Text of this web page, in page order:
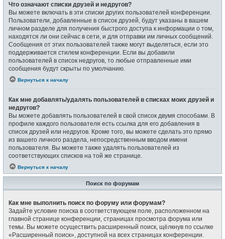
Что означают списки друзей и недругов?
Вы можете включать в эти списки других пользователей конференции.
Пользователи, добавленные в список друзей, будут указаны в вашем
личном разделе для получения быстрого доступа к информации о том,
находятся ли они сейчас в сети, и для отправки им личных сообщений.
Сообщения от этих пользователей также могут выделяться, если это
поддерживается стилем конференции. Если вы добавили
пользователей в список недругов, то любые отправленные ими
сообщения будут скрыты по умолчанию.
Вернуться к началу
Как мне добавлять/удалять пользователей в списках моих друзей и
недругов?
Вы можете добавлять пользователей в свой список двумя способами. В
профиле каждого пользователя есть ссылка для его добавления в
список друзей или недругов. Кроме того, вы можете сделать это прямо
из вашего личного раздела, непосредственным вводом имени
пользователя. Вы можете также удалять пользователей из
соответствующих списков на той же странице.
Вернуться к началу
Поиск по форумам
Как мне выполнить поиск по форуму или форумам?
Задайте условие поиска в соответствующем поле, расположенном на
главной странице конференции, страницах просмотра форума или
темы. Вы можете осуществить расширенный поиск, щёлкнув по ссылке
«Расширенный поиск», доступной на всех страницах конференции.